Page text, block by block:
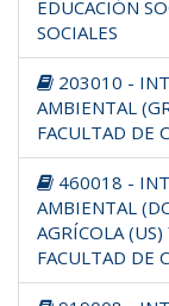
EDUCACIÓN
SOCIALES
203010 -
AMBIENTAL
FACULTAD DE
460018 -
AMBIENTAL
AGRÍCOLA
FACULTAD DE